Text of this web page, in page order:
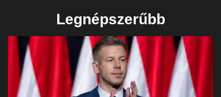
Legnépszerűbb